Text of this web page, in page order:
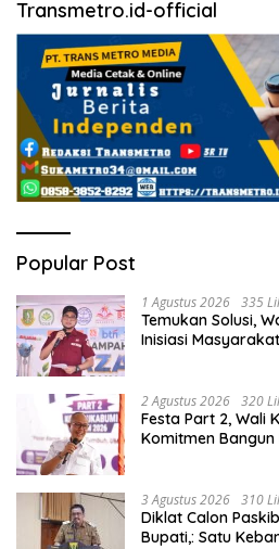
Transmetro.id-official
Popular Post
1 Agustus 2026 335
Temukan Solusi,
Inisiasi
2 Agustus 2026 320
Festa Part 2, Wali
Komitmen Bangun
3 Agustus 2026 310
Diklat Calon
Bupati,: Satu